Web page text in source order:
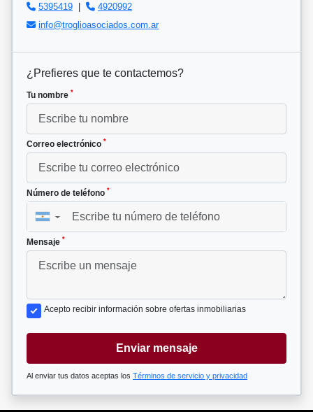
5395419 |
4920992
info@troglioasociados.com.ar
¿Prefieres que te contactemos?
Tu nombre *
Correo electrónico *
Número de teléfono *
▼
Mensaje *
Acepto recibir información sobre ofertas inmobiliarias
Enviar mensaje
Al enviar tus datos aceptas los Términos de servicio y privacidad